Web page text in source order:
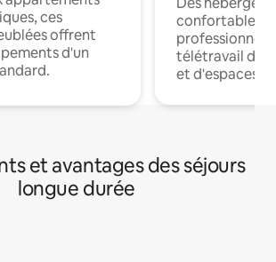
ces
offrent
d'un
confortables
professionnels
télétravail
et d'espaces
et avantages des séjours
longue durée